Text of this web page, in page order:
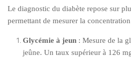
Le diagnostic du diabète repose sur
permettant de mesurer la
Glycémie à jeun : Mesure de la
jeûne. Un taux supérieur à 126